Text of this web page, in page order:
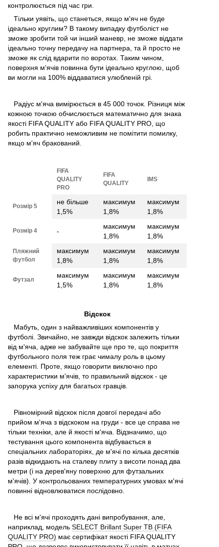
контролюється під час гри.
Тільки уявіть, що станеться, якщо м'яч не буде
ідеально круглим? В такому випадку футболіст не
зможе зробити той чи інший маневр, не зможе віддати
ідеально точну передачу на партнера, та й просто не
зможе як слід вдарити по воротах. Таким чином,
поверхня м'ячів повинна бути ідеально круглою, щоб
ви могли на 100% віддаватися улюбленій грі.
Радіус м'яча вимірюється в 45 000 точок. Різниця між
кожною точкою обчислюється математично для знака
якості FIFA QUALITY або FIFA QUALITY PRO, що
робить практично неможливим не помітити помилку,
якщо м'яч бракований.
FIFA
QUALITY
PRO
FIFA
QUALITY
IMS
Розмір 5
не більше
1,5%
максимум
1,8%
максимум
1,8%
Розмір 4 -
максимум
1,8%
максимум
1,8%
Пляжний
футбол
максимум
1,8%
максимум
1,8%
максимум
1,8%
Футзал
максимум
1,5%
максимум
1,8%
максимум
1,8%
Відскок
Мабуть, один з найважливіших компонентів у
футболі. Звичайно, не завжди відскок залежить тільки
від м'яча, адже не забувайте ще про те, що покриття
футбольного поля теж грає чималу роль в цьому
елементі. Проте, якщо говорити виключно про
характеристики м'ячів, то правильний відскок - це
запорука успіху для багатьох гравців.
Рівномірний відскок після довгої передачі або
прийом м'яча з відскоком на груди - все це справа не
тільки техніки, але й якості м'яча. Відзначимо, що
тестування цього компонента відбувається в
спеціальних лабораторіях, де м'ячі по кілька десятків
разів відкидають на сталеву плиту з висоти понад два
метри (і на дерев'яну поверхню для футзальних
м'ячів). У контрольованих температурних умовах м'ячі
повинні відновлюватися послідовно.
Не всі м'ячі проходять дані випробування, але,
наприклад, модель SELECT Brillant Super TB (FIFA
QUALITY PRO) має сертифікат якості FIFA QUALITY